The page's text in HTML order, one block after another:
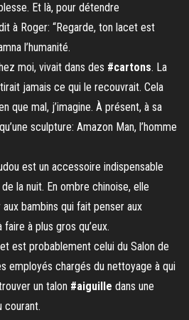
Et là, pour détendre
à Roger: “Regarde, ton lacet est
l’humanité.
moi, vivait dans des #cartons. La
jamais ce qui le recouvrait. Cela
que mal, j’imagine. À présent, à sa
sculpture: Amazon Man, l’homme
est un accessoire indispensable
la nuit. En ombre chinoise, elle
aux bambins qui fait penser aux
à plus gros qu’eux.
est probablement celui du Salon de
employés chargés du nettoyage à qui
un talon #aiguille dans une
courant.